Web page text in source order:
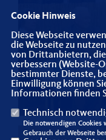
Cookie Hinweis
Diese Webseite
die Webseite zu
von Drittanbietern, die
verbessern (Website-
bestimmter Dienste,
Einwilligung können
Informationen finden
Technisch
Die notwendigen
Gebrauch der Webseite